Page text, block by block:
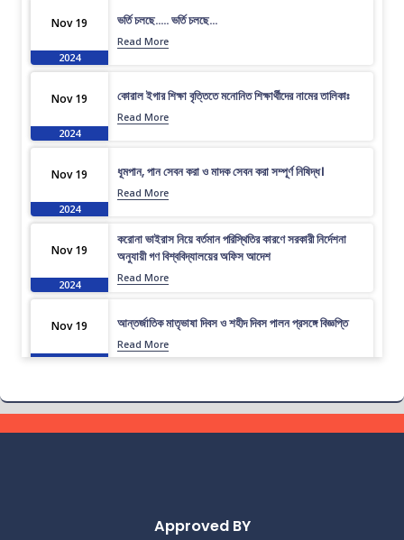
Nov 19
2024
ভর্তি চলছে….. ভর্তি চলছে…
Read More
Nov 19
2024
কোরাল ইগার শিক্ষা বৃত্তিতে মনোনিত শিক্ষার্থীদের নামের তালিকাঃ
Read More
Nov 19
2024
ধূমপান, পান সেবন করা ও মাদক সেবন করা সম্পূর্ণ নিষিদ্ধ।
Read More
Nov 19
2024
করোনা ভাইরাস নিয়ে বর্তমান পরিস্থিতির কারণে সরকারী নির্দেশনা
অনুযায়ী গণ বিশ্ববিদ্যালয়ের অফিস আদেশ
Read More
Nov 19
2024
আন্তর্জাতিক মাতৃভাষা দিবস ও শহীদ দিবস পালন প্রসঙ্গে বিজ্ঞপ্তি
Read More
Nov 19
2024
২০২৩) বিজ্ঞপ্তি
Approved BY